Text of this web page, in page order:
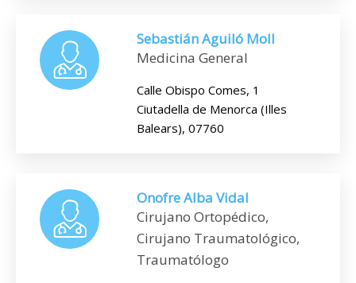
Sebastián Aguiló Moll
Medicina General
Calle Obispo Comes, 1
Ciutadella de Menorca (Illes
Balears), 07760
Onofre Alba Vidal
Cirujano Ortopédico,
Cirujano Traumatológico,
Traumatólogo